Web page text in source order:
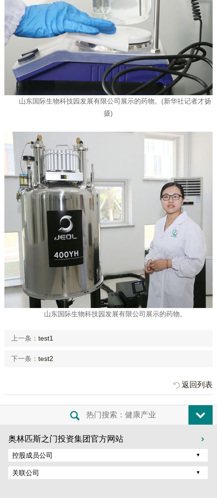
山东国际生物科技园发展有限公司展示的药物。(新华社记者才扬
摄)
山东国际生物科技园发展有限公司展示的药物。
上一条： test1
下一条： test2
返回列表
奥林匹斯之门投资集团官方网站
控股成员公司
关联公司